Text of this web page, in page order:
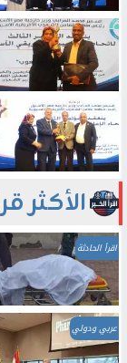
الأكثر
اقرأ الحادثة
عربي ودولي